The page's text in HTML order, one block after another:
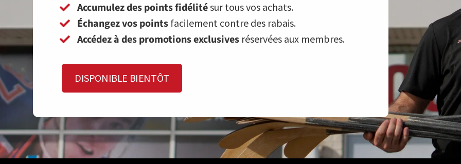
Accumulez des points fidélitésur tous vos achats.
Échangez vos points facilement contre des rabais.
Accédez à des promotions exclusives réservées aux membres.
DISPONIBLE BIENTÔT